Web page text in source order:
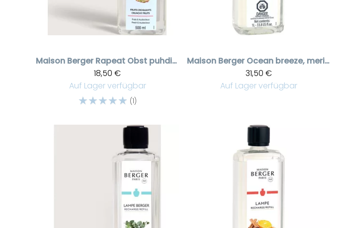
Maison Berger
Rapeat Obst puhdistusneste, 500 ml
18,50 €
Auf Lager verfügbar
☆☆☆☆☆ (1)
Maison Berger
Ocean breeze, merituuli puhdistusneste 1 liter
31,50 €
Auf Lager verfügbar